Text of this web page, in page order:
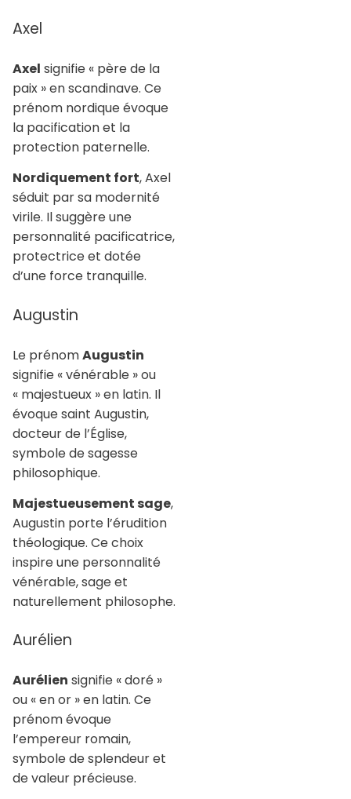
Axel
Axel signifie « père de la
paix » en scandinave. Ce
prénom nordique évoque
la pacification et la
protection paternelle.
Nordiquement fort, Axel
séduit par sa modernité
virile. Il suggère une
personnalité pacificatrice,
protectrice et dotée
d’une force tranquille.
Augustin
Le prénomAugustin
signifie « vénérable » ou
« majestueux » en latin. Il
évoque saint Augustin,
docteur de l’Église,
symbole de sagesse
philosophique.
Majestueusement sage,
Augustin porte l’érudition
théologique. Ce choix
inspire une personnalité
vénérable, sage et
naturellement philosophe.
Aurélien
Aurélien signifie « doré »
ou « en or » en latin. Ce
prénom évoque
l’empereur romain,
symbole de splendeur et
de valeur précieuse.